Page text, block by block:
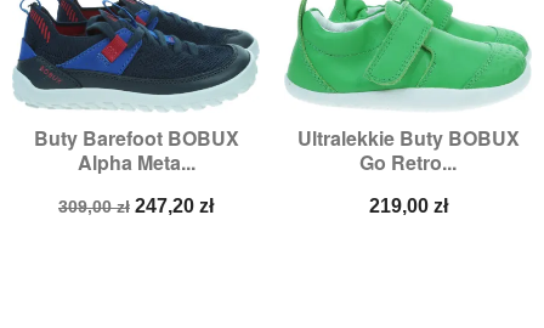
Buty Barefoot BOBUX
Alpha Meta...
Cena
309,00 zł Cena
247,20 zł
Ultralekkie Buty BOBUX
Go Retro...
Cena
219,00 zł